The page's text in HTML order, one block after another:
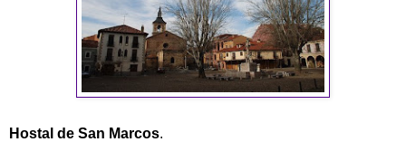
Hostal de San Marcos.